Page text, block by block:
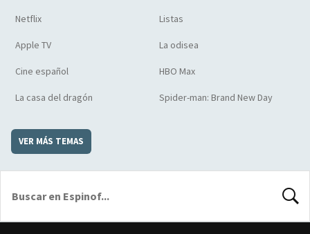
Netflix Listas
Apple TV La odisea
Cine español HBO Max
La casa del dragón Spider-man: Brand New Day
VER MÁS TEMAS